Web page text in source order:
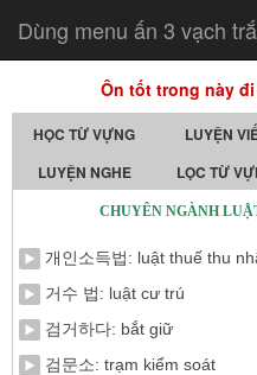
Dùng menu ấn 3 vạch
Ôn tốt trong này
HỌC TỪ VỰNG LUYỆN
LUYỆN NGHE
LỌC TỪ
CHUYÊN NGÀNH
개인소득법: luật thuế thu
거수 법: luật cư trú
검거하다: bắt giữ
검문소: trạm kiểm soát